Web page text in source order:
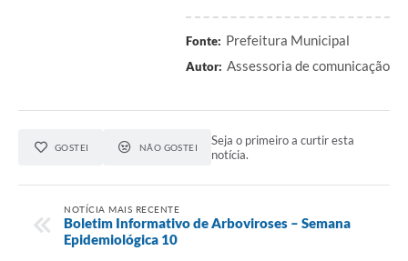
Fonte: Prefeitura Municipal
Autor: Assessoria de comunicação
GOSTEI NÃO GOSTEI
Seja o primeiro a curtir esta
notícia.
NOTÍCIA MAIS RECENTE
Boletim Informativo de Arboviroses – Semana
Epidemiológica 10